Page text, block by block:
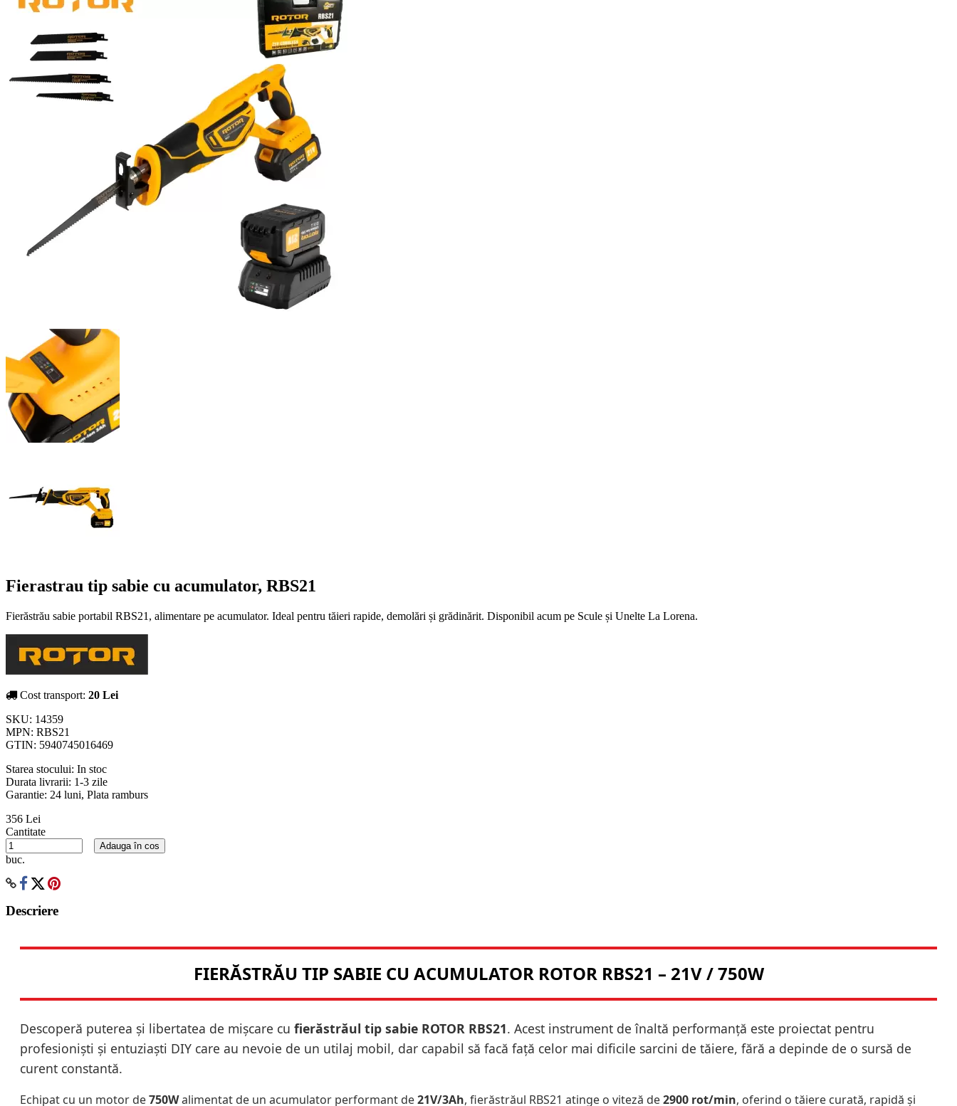
Fierastrau tip sabie cu acumulator, RBS21
Fierăstrău sabie portabil RBS21, alimentare pe acumulator. Ideal pentru tăieri rapide, demolări și grădinărit. Disponibil acum pe Scule și Unelte La Lorena.
Cost transport: 20 Lei
SKU: 14359
MPN: RBS21
GTIN: 5940745016469
Starea stocului: In stoc
Durata livrarii: 1-3 zile
Garantie: 24 luni, Plata ramburs
356 Lei
Cantitate
buc.
Adauga în cos
Descriere
FIERĂSTRĂU TIP SABIE CU ACUMULATOR ROTOR RBS21 – 21V / 750W
Descoperă puterea și libertatea de mișcare cu fierăstrăul tip sabie ROTOR RBS21. Acest instrument de înaltă performanță este proiectat pentru
profesioniști și entuziaști DIY care au nevoie de un utilaj mobil, dar capabil să facă față celor mai dificile sarcini de tăiere, fără a depinde de o sursă de
curent constantă.
Echipat cu un motor de750Walimentat de un acumulator performant de21V/3Ah, fierăstrăul RBS21 atinge o viteză de2900 rot/min, oferind o tăiere curată, rapidă și